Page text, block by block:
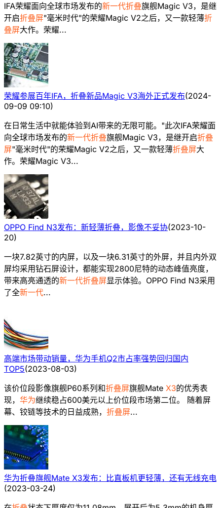
IFA荣耀面向全球市场发布的新一代折叠旗舰Magic V3，是继
开启折叠屏"毫米时代"的荣耀Magic V2之后，又一款轻薄折
叠屏大作。荣耀...
荣耀参展百年IFA，折叠新品Magic V3海外正式发布(2024-
09-09 09:10)
在日常生活中就能体验到AI带来的无限可能。"此次IFA荣耀面
向全球市场发布的新一代折叠旗舰Magic V3，是继开启折叠
屏"毫米时代"的荣耀Magic V2之后，又一款轻薄折叠屏大
作。荣耀Magic V3...
OPPO Find N3发布：新轻薄折叠，影像不妥协(2023-10-
20)
一块7.82英寸的内屏，以及一块6.31英寸的外屏，并且内外双
屏均采用钻石屏设计，都能实现2800尼特的动态峰值亮度，
带来高亮通透的新一代折叠屏显示体验。OPPO Find N3采用
了全新一代...
高端市场带动销量，华为手机Q2市占率强势回归国内
TOP5(2023-08-03)
该价位段影像旗舰P60系列和折叠屏旗舰Mate X3的优秀表
现， 华为继续稳占600美元以上价位段市场第二位。 随着屏
幕、铰链等技术的日益成熟， 折叠屏...
华为折叠旗舰Mate X3发布：比直板机更轻薄，还有无线充电
(2023-03-24)